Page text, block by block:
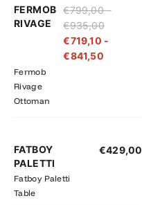
FERMOB
RIVAGE
Fermob
Rivage
Ottoman
€799,00 -
€935,00
€799,00
tot
€935,00
€719,10 -
€841,50
€719,10
tot
€841,50
FATBOY
PALETTI
Fatboy Paletti
Table
€429,00